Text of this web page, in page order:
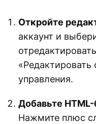
Откройте
аккаунт и
«Редактировать
управления.
Добавьте
Нажмите плюс